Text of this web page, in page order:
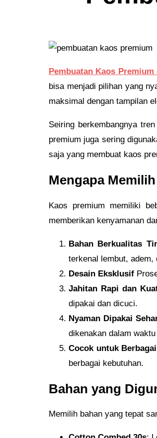
Pembuatan Kaos Premium
bisa menjadi pilihan yang
maksimal dengan tampilan
Seiring berkembangnya
premium juga sering
saja yang membuat kaos
Mengapa
Kaos premium memiliki
memberikan kenyamanan
Bahan Berkualitas
terkenal lembut, adem,
Desain Eksklusif
Jahitan Rapi dan
dipakai dan dicuci.
Nyaman Dipakai
dikenakan dalam
Cocok untuk
berbagai kebutuhan.
Bahan yang
Memilih bahan yang tepat